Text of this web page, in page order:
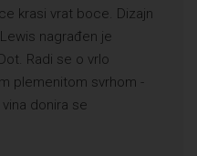
krasi vrat boce. Dizajn
nagrađen je
Radi se o vrlo
plemenitom svrhom -
donira se